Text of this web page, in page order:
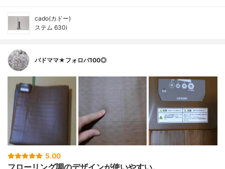
cado(カドー)
ステム 630i
バドママ★フォロバ100◎
5.00
フローリング調のデザインが使いやすい。